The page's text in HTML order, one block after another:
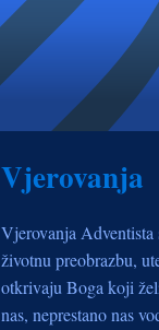
Vjerovanja
Vjerovanja Adventista
životnu preobrazbu,
otkrivaju Boga koji
nas, neprestano nas